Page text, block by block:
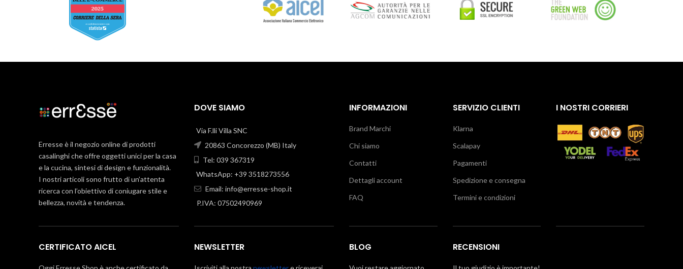
Erresse è il negozio online di prodotti
casalinghi che offre oggetti unici per la casa
e la cucina, sintesi di design e funzionalità.
I nostri articoli sono frutto di un’attenta
ricerca con l’obiettivo di coniugare stile e
bellezza, novità e tendenza.
CERTIFICATO AICEL
DOVE SIAMO
Via F.lli Villa SNC
20863 Concorezzo (MB) Italy
Tel: 039 367319
WhatsApp: +39 3518273556
Email: info@erresse-shop.it
P.IVA: 07502490969
NEWSLETTER
INFORMAZIONI
Brand Marchi
Chi siamo
Contatti
Dettagli account
FAQ
BLOG
SERVIZIO CLIENTI
Klarna
Scalapay
Pagamenti
Spedizione e consegna
Termini e condizioni
RECENSIONI
I NOSTRI CORRIERI